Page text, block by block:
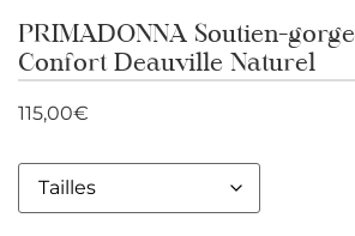
PRIMADONNA Soutien-gorge
Confort Deauville Naturel
115,00€